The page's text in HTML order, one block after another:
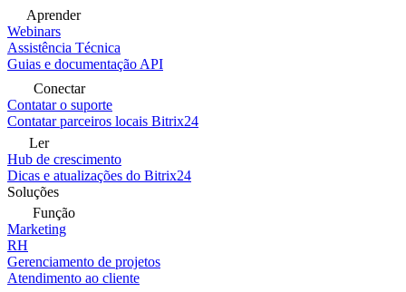
Aprender
Webinars
Assistência Técnica
Guias e documentação API
Conectar
Contatar o suporte
Contatar parceiros locais Bitrix24
Ler
Hub de crescimento
Dicas e atualizações do Bitrix24
Soluções
Função
Marketing
RH
Gerenciamento de projetos
Atendimento ao cliente